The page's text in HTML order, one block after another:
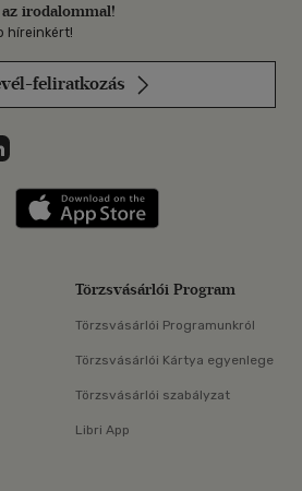
irodalommal!
híreinkért!
feliratkozás
on
Instagramon
Libri a LinkedInen
applikáció Szerezd meg: Google
Törzsvásárlói Program
Törzsvásárlói Programunkról
Törzsvásárlói Kártya egyenlege
Törzsvásárlói szabályzat
Libri App